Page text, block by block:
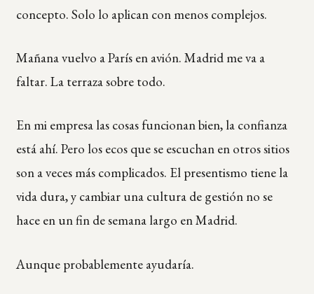
concepto. Solo lo aplican con menos complejos.
Mañana vuelvo a París en avión. Madrid me va a
faltar. La terraza sobre todo.
En mi empresa las cosas funcionan bien, la confianza
está ahí. Pero los ecos que se escuchan en otros sitios
son a veces más complicados. El presentismo tiene la
vida dura, y cambiar una cultura de gestión no se
hace en un fin de semana largo en Madrid.
Aunque probablemente ayudaría.